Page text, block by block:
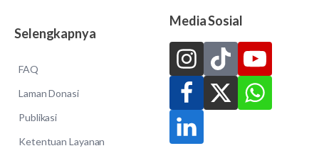
Selengkapnya
FAQ
Laman Donasi
Publikasi
Ketentuan Layanan
Media Sosial